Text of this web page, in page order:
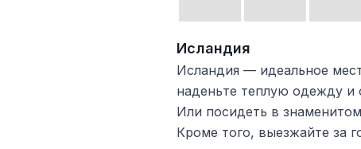
Исландия
Исландия — идеальное
наденьте теплую одежду и
Или посидеть в
Кроме того, выезжайте за